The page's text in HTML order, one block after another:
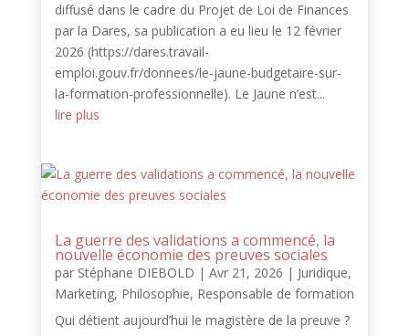
diffusé dans le cadre du Projet de Loi de Finances
par la Dares, sa publication a eu lieu le 12 février
2026 (https://dares.travail-
emploi.gouv.fr/donnees/le-jaune-budgetaire-sur-
la-formation-professionnelle). Le Jaune n’est...
lire plus
La guerre des validations a commencé, la
nouvelle économie des preuves sociales
par Stéphane DIEBOLD | Avr 21, 2026 | Juridique,
Marketing, Philosophie, Responsable de formation
Qui détient aujourd’hui le magistère de la preuve ?